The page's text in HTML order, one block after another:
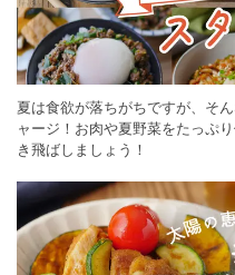
夏は食欲が落ちがちですが、そ
ャージ！お肉や夏野菜をたっぷ
き飛ばしましょう！